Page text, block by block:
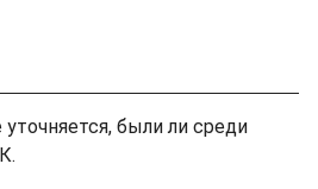
были ли среди